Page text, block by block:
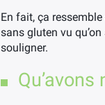
En fait, ça
sans gluten vu
souligner.
Qu’avons